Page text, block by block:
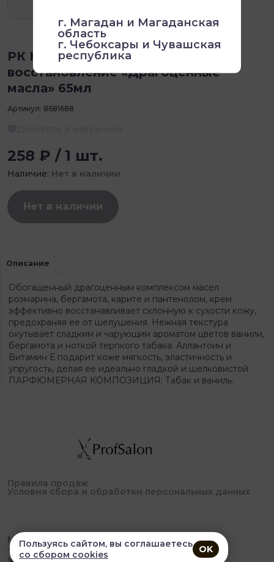
РК Крем для рук Питание и
восстановление «Драгоценные
масла» 65мл
Артикул: 8681688
258 ₽ / 1 шт.
Наличие: Нет в наличии
Нет в наличии
Описание
Обогащенный драгоценным комплексом масел
розмарина, бергамота, карите и пантенолом, крем
эффективно восстанавливает склонную к сухости кожу,
предохраняя ее от шелушения. Нежная текстура
окутывает сладким и чарующим ароматом цветов ванили,
бергамота и ноткой терпкого табака. Аллантоин и
Витамин Е подарит коже мягкость, эластичность и
упругость, делая ее идеально гладкой и шелковистой.
ПАРФЮМЕРНАЯ КОМПОЗИЦИЯ: Табак и ваниль.
Правила продаж
Условия сбора и обработки персональных данных
Magnoveev@mail.ru
+79148631116
Пользуясь сайтом, вы соглашаетесь
со сбором cookies
OK
г. Магадан и Магаданская
область
г. Чебоксары и Чувашская
республика